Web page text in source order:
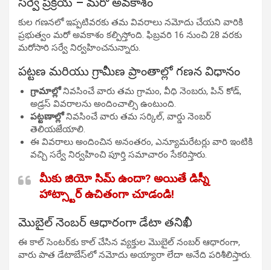
కుల గణనలో ఇప్పటివరకు తమ వివరాలు నమోదు చేయని వారికి
ప్రభుత్వం మరో అవకాశం కల్పిస్తోంది. ఫిబ్రవరి 16 నుంచి 28 వరకు
మరోసారి సర్వే నిర్వహించనున్నారు.
పట్టణ మరియు గ్రామీణ ప్రాంతాల్లో గణన విధానం
గ్రామాల్లోనివసించే వారు తమ గ్రామం, వీధి నెంబరు, పిన్ కోడ్,
అడ్రస్ వివరాలను అందించాల్సి ఉంటుంది.
పట్టణాల్లోనివసించే వారు తమ సర్కిల్, వార్డు నెంబర్
తెలియజేయాలి.
ఈ వివరాలు అందించిన అనంతరం, ఎన్యూమరేటర్లు వారి ఇంటికి
వచ్చి సర్వే నిర్వహించి పూర్తి సమాచారం సేకరిస్తారు.
మీకు జియో సిమ్ ఉందా? అయితే డిస్నీ
హాట్స్టార్ ఉచితంగా చూడండి!
మొబైల్ నెంబర్ ఆధారంగా డేటా తనిఖీ
ఈ కాల్ సెంటర్‌కు కాల్ చేసిన వ్యక్తుల మొబైల్ నంబర్ ఆధారంగా,
వారు పాత డేటాబేస్‌లో నమోదు అయ్యారా లేదా అనేది పరిశీలిస్తారు.